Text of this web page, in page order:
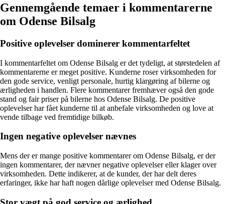
Gennemgående temaer i kommentarerne
om Odense Bilsalg
Positive oplevelser dominerer kommentarfeltet
I kommentarfeltet om Odense Bilsalg er det tydeligt, at størstedelen af
kommentarerne er meget positive. Kunderne roser virksomheden for
den gode service, venligt personale, hurtig klargøring af bilerne og
ærligheden i handlen. Flere kommentarer fremhæver også den gode
stand og fair priser på bilerne hos Odense Bilsalg. De positive
oplevelser har fået kunderne til at anbefale virksomheden og love at
vende tilbage ved fremtidige bilkøb.
Ingen negative oplevelser nævnes
Mens der er mange positive kommentarer om Odense Bilsalg, er der
ingen kommentarer, der nævner negative oplevelser eller klager over
virksomheden. Dette indikerer, at de kunder, der har delt deres
erfaringer, ikke har haft nogen dårlige oplevelser med Odense Bilsalg.